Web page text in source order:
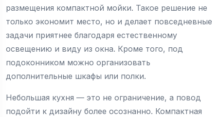
размещения компактной мойки. Такое решение не
только экономит место, но и делает повседневные
задачи приятнее благодаря естественному
освещению и виду из окна. Кроме того, под
подоконником можно организовать
дополнительные шкафы или полки.
Небольшая кухня — это не ограничение, а повод
подойти к дизайну более осознанно. Компактная